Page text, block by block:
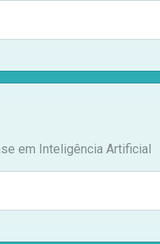
em Inteligência Artificial